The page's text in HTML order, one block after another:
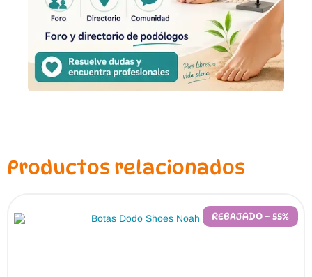
Productos relacionados
REBAJADO – 55%